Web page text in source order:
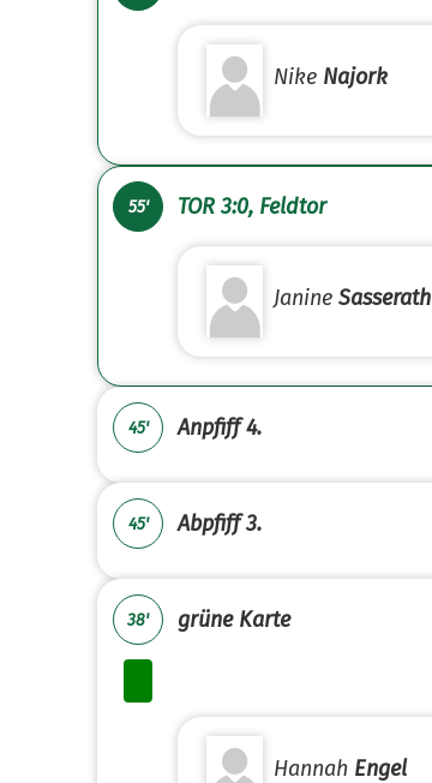
Nike Najork
55' TOR 3:0, Feldtor
Janine Sasserath
45' Anpfiff 4.
45' Abpfiff 3.
38' grüne Karte
Hannah Engel